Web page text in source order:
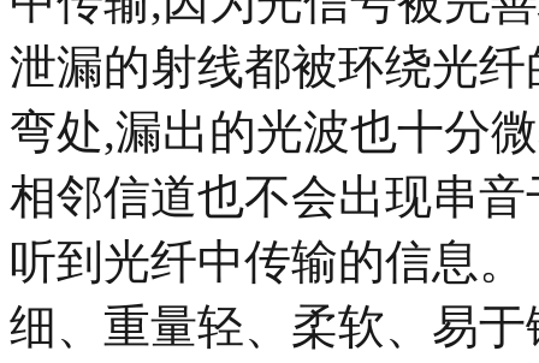
泄漏的射线都被环绕光
弯处,漏出的光波也十分
相邻信道也不会出现串
听到光纤中传输的信息
细、重量轻、柔软、易